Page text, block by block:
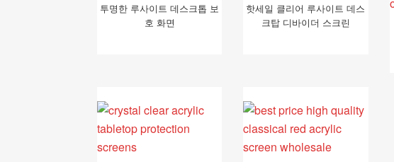
투명한 루사이트 데스크톱 보
호 화면
핫세일 클리어 루사이트 데스
크탑 디바이더 스크린